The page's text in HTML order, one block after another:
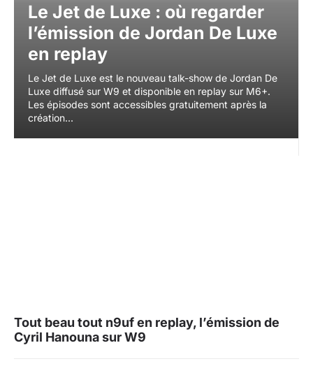
Le Jet de Luxe : où regarder
l’émission de Jordan De Luxe
en replay
Le Jet de Luxe est le nouveau talk-show de Jordan De
Luxe diffusé sur W9 et disponible en replay sur M6+.
Les épisodes sont accessibles gratuitement après la
création...
Tout beau tout n9uf en replay, l’émission de
Cyril Hanouna sur W9